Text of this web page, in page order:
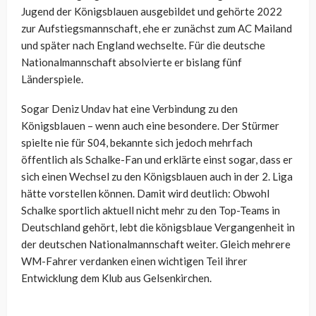
Jugend der Königsblauen ausgebildet und gehörte 2022
zur Aufstiegsmannschaft, ehe er zunächst zum AC Mailand
und später nach England wechselte. Für die deutsche
Nationalmannschaft absolvierte er bislang fünf
Länderspiele.
Sogar Deniz Undav hat eine Verbindung zu den
Königsblauen – wenn auch eine besondere. Der Stürmer
spielte nie für S04, bekannte sich jedoch mehrfach
öffentlich als Schalke-Fan und erklärte einst sogar, dass er
sich einen Wechsel zu den Königsblauen auch in der 2. Liga
hätte vorstellen können. Damit wird deutlich: Obwohl
Schalke sportlich aktuell nicht mehr zu den Top-Teams in
Deutschland gehört, lebt die königsblaue Vergangenheit in
der deutschen Nationalmannschaft weiter. Gleich mehrere
WM-Fahrer verdanken einen wichtigen Teil ihrer
Entwicklung dem Klub aus Gelsenkirchen.